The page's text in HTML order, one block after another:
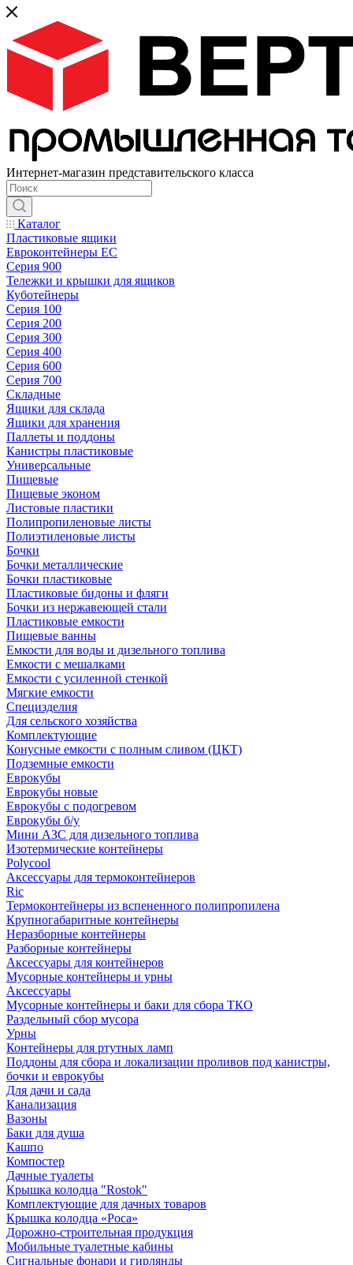
Интернет-магазин представительского класса
Каталог
Пластиковые ящики
Евроконтейнеры ЕС
Серия 900
Тележки и крышки для ящиков
Куботейнеры
Серия 100
Серия 200
Серия 300
Серия 400
Серия 600
Серия 700
Складные
Ящики для склада
Ящики для хранения
Паллеты и поддоны
Канистры пластиковые
Универсальные
Пищевые
Пищевые эконом
Листовые пластики
Полипропиленовые листы
Полиэтиленовые листы
Бочки
Бочки металлические
Бочки пластиковые
Пластиковые бидоны и фляги
Бочки из нержавеющей стали
Пластиковые емкости
Пищевые ванны
Емкости для воды и дизельного топлива
Емкости с мешалками
Емкости с усиленной стенкой
Мягкие емкости
Специзделия
Для сельского хозяйства
Комплектующие
Конусные емкости с полным сливом (ЦКТ)
Подземные емкости
Еврокубы
Еврокубы новые
Еврокубы с подогревом
Еврокубы б/у
Мини АЗС для дизельного топлива
Изотермические контейнеры
Polycool
Аксессуары для термоконтейнеров
Ric
Термоконтейнеры из вспененного полипропилена
Крупногабаритные контейнеры
Неразборные контейнеры
Разборные контейнеры
Аксессуары для контейнеров
Мусорные контейнеры и урны
Аксессуары
Мусорные контейнеры и баки для сбора ТКО
Раздельный сбор мусора
Урны
Контейнеры для ртутных ламп
Поддоны для сбора и локализации проливов под канистры,
бочки и еврокубы
Для дачи и сада
Канализация
Вазоны
Баки для душа
Кашпо
Компостер
Дачные туалеты
Крышка колодца "Rostok"
Комплектующие для дачных товаров
Крышка колодца «Роса»
Дорожно-строительная продукция
Мобильные туалетные кабины
Сигнальные фонари и гирлянды